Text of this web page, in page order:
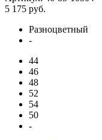
5 175 руб.
Разноцветный
-
44
46
48
52
54
50
-